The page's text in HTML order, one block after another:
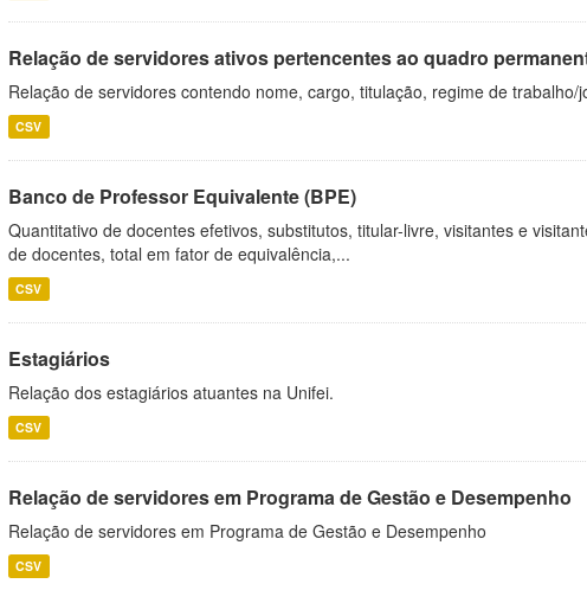
Relação de servidores ativos pertencentes ao quadro
Relação de servidores contendo nome, cargo, titulação, regime de trabalho/
CSV
Banco de Professor Equivalente (BPE)
Quantitativo de docentes efetivos, substitutos, titular-livre, visitantes e
de docentes, total em fator de equivalência,...
CSV
Estagiários
Relação dos estagiários atuantes na Unifei.
CSV
Relação de servidores em Programa de Gestão e Desempenho
Relação de servidores em Programa de Gestão e Desempenho
CSV